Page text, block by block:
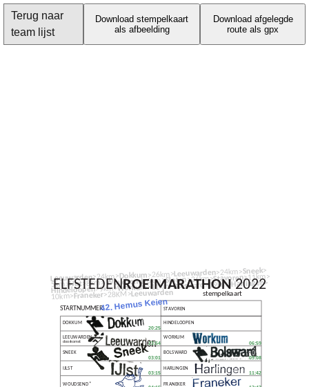
Terug naar
team lijst
Download stempelkaart
als afbeelding
Download afgelegde
route als gpx